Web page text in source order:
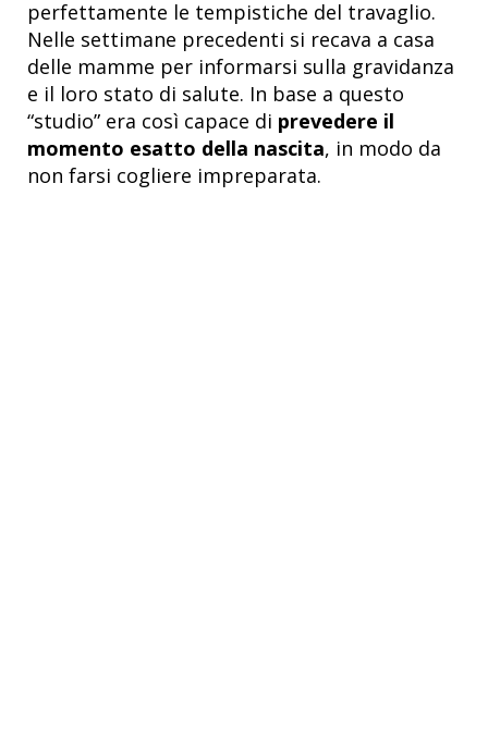
perfettamente le tempistiche del travaglio.
Nelle settimane precedenti si recava a casa
delle mamme per informarsi sulla gravidanza
e il loro stato di salute. In base a questo
“studio” era così capace di prevedere il
momento esatto della nascita, in modo da
non farsi cogliere impreparata.